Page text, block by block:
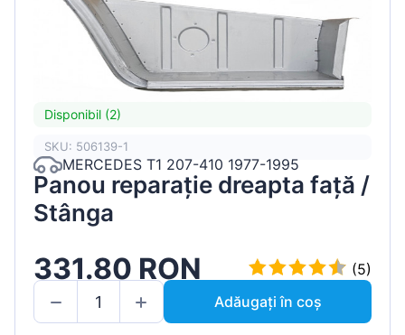
Disponibil (2)
SKU: 506139-1
MERCEDES T1 207-410 1977-1995
Panou reparație dreapta față /
Stânga
331.80 RON
(5)
Adăugați în coș